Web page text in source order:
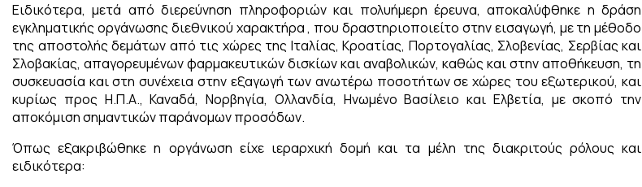
Ειδικότερα, μετά από διερεύνηση πληροφοριών και πολυήμερη έρευνα, αποκαλύφθηκε η δράση
εγκληματικής οργάνωσης διεθνικού χαρακτήρα , που δραστηριοποιείτο στην εισαγωγή, με τη μέθοδο
της αποστολής δεμάτων από τις χώρες της Ιταλίας, Κροατίας, Πορτογαλίας, Σλοβενίας, Σερβίας και
Σλοβακίας, απαγορευμένων φαρμακευτικών δισκίων και αναβολικών, καθώς και στην αποθήκευση, τη
συσκευασία και στη συνέχεια στην εξαγωγή των ανωτέρω ποσοτήτων σε χώρες του εξωτερικού, και
κυρίως προς Η.Π.Α., Καναδά, Νορβηγία, Ολλανδία, Ηνωμένο Βασίλειο και Ελβετία, με σκοπό την
αποκόμιση σημαντικών παράνομων προσόδων.
Όπως εξακριβώθηκε η οργάνωση είχε ιεραρχική δομή και τα μέλη της διακριτούς ρόλους και
ειδικότερα: